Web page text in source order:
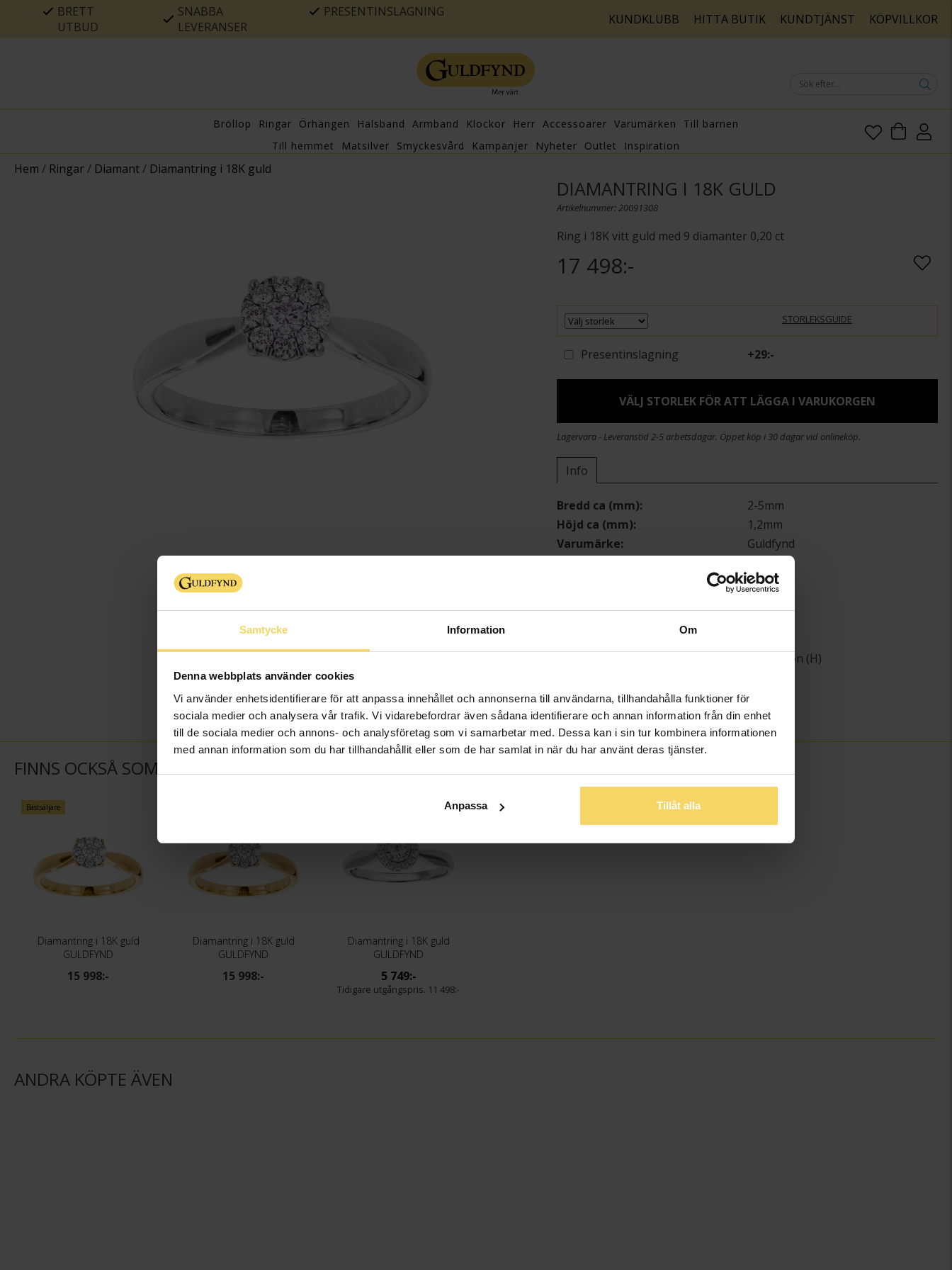
Samtycke Information Om
Denna webbplats använder cookies
Vi använder enhetsidentifierare för att anpassa innehållet och annonserna till användarna, tillhandahålla funktioner för
sociala medier och analysera vår trafik. Vi vidarebefordrar även sådana identifierare och annan information från din enhet
till de sociala medier och annons- och analysföretag som vi samarbetar med. Dessa kan i sin tur kombinera informationen
med annan information som du har tillhandahållit eller som de har samlat in när du har använt deras tjänster.
Anpassa Tillåt alla
BRETT
UTBUD
SNABBA
LEVERANSER
PRESENTINSLAGNING KUNDKLUBB HITTA BUTIK KUNDTJÄNST KÖPVILLKOR
Bröllop Ringar Örhängen Halsband Armband Klockor Herr Accessoarer Varumärken
Till barnen
Till hemmet
Matsilver Smyckesvård Kampanjer Nyheter Outlet Inspiration
Hem / Ringar/ Diamant/ Diamantring i 18K guld
DIAMANTRING I 18K GULD
Artikelnummer: 20091308
Ring i 18K vitt guld med 9 diamanter 0,20 ct
17 498:-
STORLEKSGUIDE
Presentinslagning +29:-
VÄLJ STORLEK FÖR ATT LÄGGA I VARUKORGEN
Lagervara - Leveranstid 2-5 arbetsdagar. Öppet köp i 30 dagar vid onlineköp.
Info
Bredd ca (mm)
2-5mm
Höjd ca (mm)
1,2mm
Varumärke
Guldfynd
18K Gold
Wesselton (H)
Vikt ca (gram)
3,89
Total carat
0,20
FINNS OCKSÅ SOM
Bästsäljare
Diamantring i 18K guld
GULDFYND
15 998:-
Diamantring i 18K guld
GULDFYND
15 998:-
Diamantring i 18K guld
GULDFYND
5 749:-
11 498:-
ANDRA KÖPTE ÄVEN